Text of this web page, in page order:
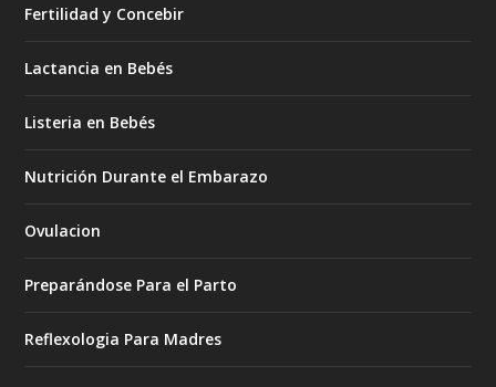
Fertilidad y Concebir
Lactancia en Bebés
Listeria en Bebés
Nutrición Durante el Embarazo
Ovulacion
Preparándose Para el Parto
Reflexologia Para Madres